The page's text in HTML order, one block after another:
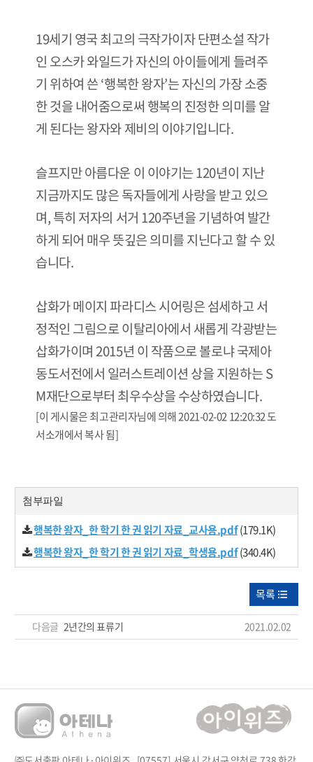
19세기 영국 최고의 극작가이자 단편소설 작가
인 오스카 와일드가 자신의 아이들에게 들려주
기 위하여 쓴 ‘행복한 왕자’는 자신의 가장 소중
한 것을 내어줌으로써 행복의 진정한 의미를 알
게 된다는 왕자와 제비의 이야기입니다.
슬프지만 아름다운 이 이야기는 120년이 지난
지금까지도 많은 독자들에게 사랑을 받고 있으
며, 특히 저자의 서거 120주년을 기념하여 발간
하게 되어 매우 뜻깊은 의미를 지닌다고 할 수 있
습니다.
삽화가 메이지 파라디스 시어링은 섬세하고 서
정적인 그림으로 이탈리아에서 새롭게 각광받는
삽화가이며 2015년 이 작품으로 볼로냐 국제아
동도서전에서 일러스트레이션 상을 지원하는 S
M재단으로부터 최우수상을 수상하였습니다.
[이 게시물은 최고관리자님에 의해 2021-02-02 12:20:32 도
서소개에서 복사 됨]
첨부파일
행복한 왕자_한 학기 한 권 읽기 자료_교사용.pdf(179.1K)
행복한 왕자_한 학기 한 권 읽기 자료_학생용.pdf(340.4K)
목록
다음글 2년간의 표류기 2021.02.02